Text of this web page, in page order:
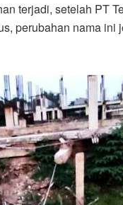
terjadi, setelah PT
perubahan nama